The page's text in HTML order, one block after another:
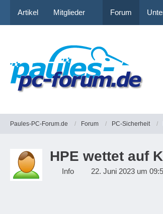
Artikel Mitglieder Forum
Paules-PC-Forum.de Forum PC-Sicherheit
HPE wettet auf
Info 22. Juni 2023 um